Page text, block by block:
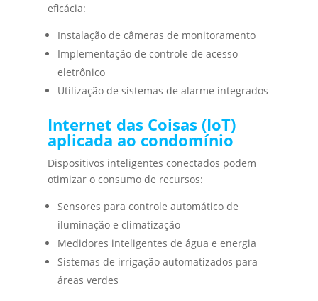
eficácia:
Instalação de câmeras de monitoramento
Implementação de controle de acesso
eletrônico
Utilização de sistemas de alarme integrados
Internet das Coisas (IoT)
aplicada ao condomínio
Dispositivos inteligentes conectados podem
otimizar o consumo de recursos:
Sensores para controle automático de
iluminação e climatização
Medidores inteligentes de água e energia
Sistemas de irrigação automatizados para
áreas verdes